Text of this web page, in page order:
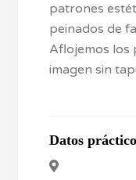
patrones
peinados de
Aflojemos los
imagen sin
Datos